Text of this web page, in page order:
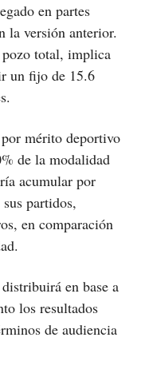
en partes
la versión anterior.
total, implica
un fijo de 15.6
mérito deportivo
de la modalidad
acumular por
partidos,
en comparación
en base a
los resultados
de audiencia